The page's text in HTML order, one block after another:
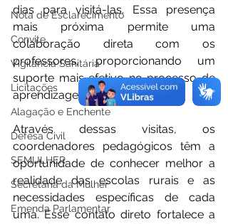
Nota de Esclarecimento
Convite
Vigilância Sanitária
Licitações
Alagação e Enchente
Defesa Civil
SEMULHER
Secretaria da Mulher
Emenda Parlamentar
dias para visitá-las. Essa presença
mais próxima permite uma
colaboração direta com os
professores, proporcionando um
suporte mais efetivo no processo de
aprendizagem dos alunos.
Através dessas visitas, os
coordenadores pedagógicos têm a
oportunidade de conhecer melhor a
realidade das escolas rurais e as
necessidades específicas de cada
uma. Esse contato direto fortalece a